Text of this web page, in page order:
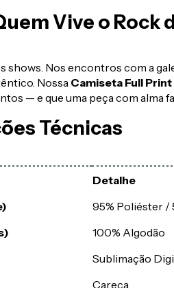
Vive o Rock
shows. Nos encontros com a
Nossa Camiseta Full Print
— e que uma peça com alma
Técnicas
Detalhe
95% Poliéster /
100% Algodão
Sublimação
Careca